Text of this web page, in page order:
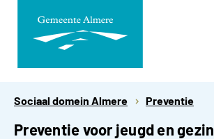
paginainhoud
Sociaal domein Almere Preventie
Preventie voor jeugd en gezin